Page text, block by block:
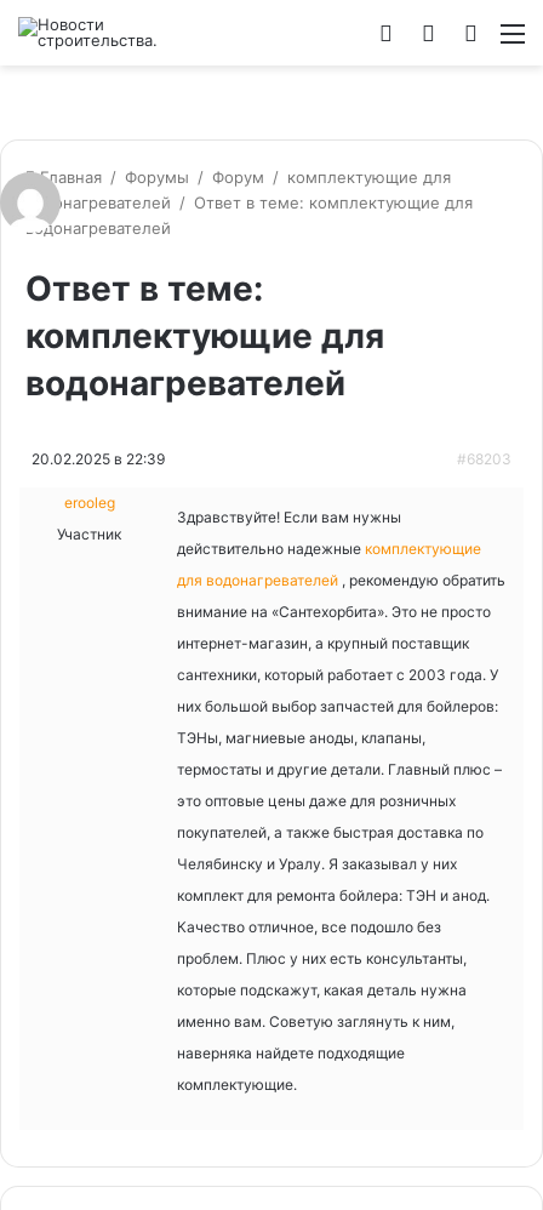
Switch
Войти
Главная / Форумы / Форум / комплектующие для
водонагревателей / Ответ в теме: комплектующие для
водонагревателей
Ответ в теме:
комплектующие для
водонагревателей
20.02.2025 в 22:39 #68203
erooleg
Участник
Здравствуйте! Если вам нужны
действительно надежные комплектующие
для водонагревателей , рекомендую обратить
внимание на «Сантехорбита». Это не просто
интернет-магазин, а крупный поставщик
сантехники, который работает с 2003 года. У
них большой выбор запчастей для бойлеров:
ТЭНы, магниевые аноды, клапаны,
термостаты и другие детали. Главный плюс –
это оптовые цены даже для розничных
покупателей, а также быстрая доставка по
Челябинску и Уралу. Я заказывал у них
комплект для ремонта бойлера: ТЭН и анод.
Качество отличное, все подошло без
проблем. Плюс у них есть консультанты,
которые подскажут, какая деталь нужна
именно вам. Советую заглянуть к ним,
наверняка найдете подходящие
комплектующие.